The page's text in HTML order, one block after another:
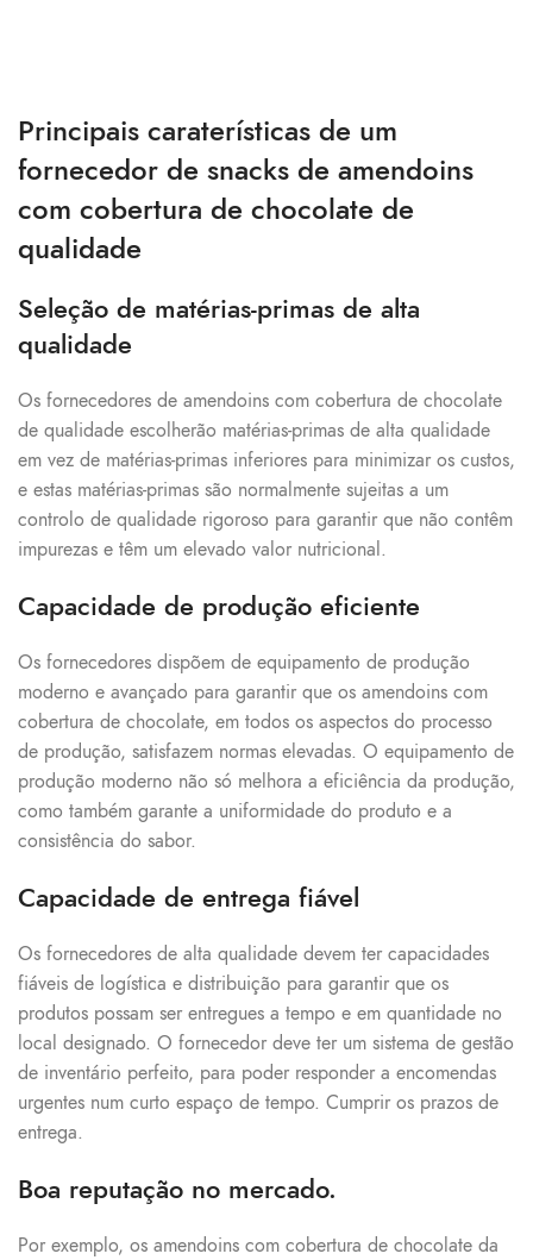
Principais caraterísticas de um
fornecedor de snacks de amendoins
com cobertura de chocolate de
qualidade
Seleção de matérias-primas de alta
qualidade
Os fornecedores de amendoins com cobertura de chocolate
de qualidade escolherão matérias-primas de alta qualidade
em vez de matérias-primas inferiores para minimizar os custos,
e estas matérias-primas são normalmente sujeitas a um
controlo de qualidade rigoroso para garantir que não contêm
impurezas e têm um elevado valor nutricional.
Capacidade de produção eficiente
Os fornecedores dispõem de equipamento de produção
moderno e avançado para garantir que os amendoins com
cobertura de chocolate, em todos os aspectos do processo
de produção, satisfazem normas elevadas. O equipamento de
produção moderno não só melhora a eficiência da produção,
como também garante a uniformidade do produto e a
consistência do sabor.
Capacidade de entrega fiável
Os fornecedores de alta qualidade devem ter capacidades
fiáveis de logística e distribuição para garantir que os
produtos possam ser entregues a tempo e em quantidade no
local designado. O fornecedor deve ter um sistema de gestão
de inventário perfeito, para poder responder a encomendas
urgentes num curto espaço de tempo. Cumprir os prazos de
entrega.
Boa reputação no mercado.
Por exemplo, os amendoins com cobertura de chocolate da